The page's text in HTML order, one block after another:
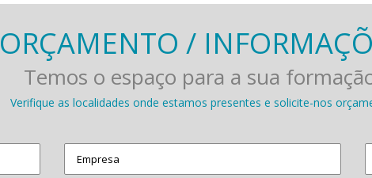
ORÇAMENTO /
Temos o espaço para a sua
Verifique as localidades onde estamos presentes e solicite-nos